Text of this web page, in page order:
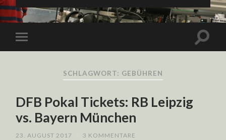
SCHLAGWORT: GEBÜHREN
DFB Pokal Tickets: RB Leipzig
vs. Bayern München
23. AUGUST 2017 3 KOMMENTARE